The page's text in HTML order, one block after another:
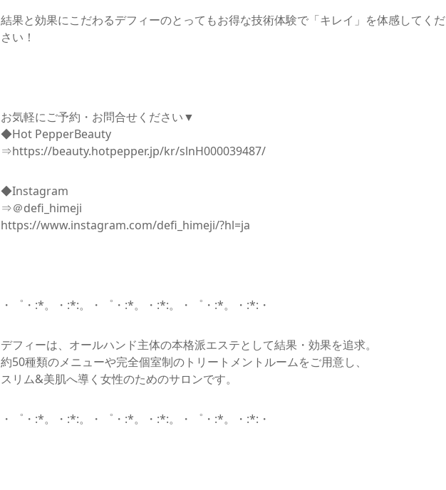
結果と効果にこだわるデフィーのとってもお得な技術体験で「キレイ」を体感してくだ
さい！
お気軽にご予約・お問合せください▼
◆Hot PepperBeauty
⇒https://beauty.hotpepper.jp/kr/slnH000039487/
◆Instagram
⇒＠defi_himeji
https://www.instagram.com/defi_himeji/?hl=ja
・゜・:*。・:*:。・゜・:*。・:*:。・゜・:*。・:*:・
デフィーは、オールハンド主体の本格派エステとして結果・効果を追求。
約50種類のメニューや完全個室制のトリートメントルームをご用意し、
スリム&美肌へ導く女性のためのサロンです。
・゜・:*。・:*:。・゜・:*。・:*:。・゜・:*。・:*:・